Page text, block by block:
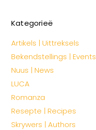
Kategorieë
Artikels | Uittreksels
Bekendstellings | Events
Nuus | News
LUCA
Romanza
Resepte | Recipes
Skrywers | Authors